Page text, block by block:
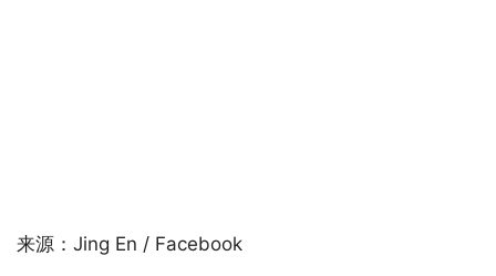
来源：Jing En / Facebook